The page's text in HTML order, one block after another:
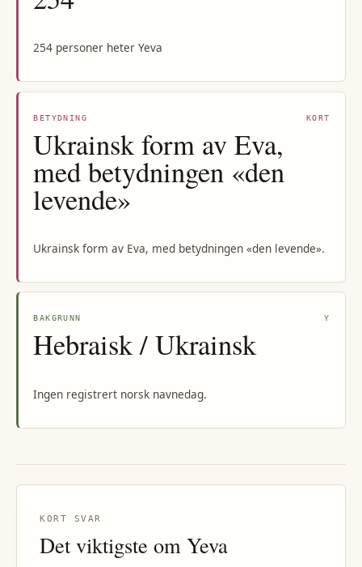
254 personer heter Yeva
BETYDNING KORT
Ukrainsk form av Eva,
med betydningen «den
levende»
Ukrainsk form av Eva, med betydningen «den levende».
BAKGRUNN Y
Hebraisk / Ukrainsk
Ingen registrert norsk navnedag.
KORT SVAR
Det viktigste om Yeva